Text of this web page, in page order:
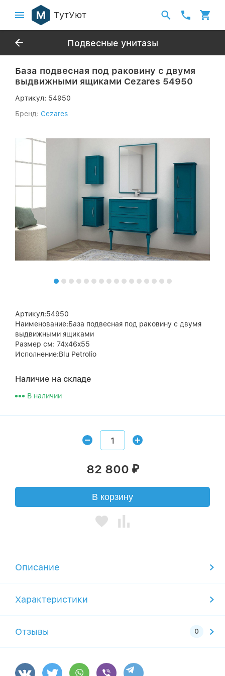
ТутУют
Подвесные унитазы
База подвесная под раковину с двумя
выдвижными ящиками Cezares 54950
Артикул: 54950
Бренд: Cezares
Артикул:54950
Наименование:База подвесная под раковину с двумя
выдвижными ящиками
Размер см: 74x46x55
Исполнение:Blu Petrolio
Наличие на складе
В наличии
82 800 ₽
В корзину
Описание
Характеристики
Отзывы